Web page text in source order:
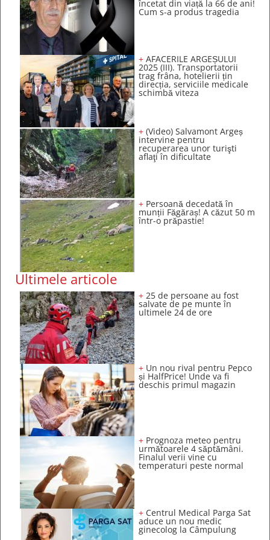
încetat din viață la 66 de ani!
Cum s-a produs tragedia
+ AFACERILE ARGEȘULUI
2025 (III). Transportatorii
trag frâna, hotelierii țin
direcția, serviciile medicale
schimbă viteza
+ (Video) Salvamont Argeș
intervine pentru
recuperarea unor turişti
aflaţi în dificultate
+ Persoană decedată în
munții Făgăraș! A căzut 50 m
într-o prăpastie!
Ultimele articole
+ 25 de persoane au fost
salvate de pe munte în
ultimele 24 de ore
+ Un nou rival pentru Pepco
și HalfPrice! Unde va fi
deschis primul magazin
+ Prognoza meteo pentru
următoarele 4 săptămâni.
Finalul verii vine cu
temperaturi peste normal
+ Centrul Medical Parga Sat
aduce un nou medic
ginecolog la Câmpulung